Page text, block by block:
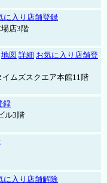
に入り店舗登録
店3階
地図 詳細 お気に入り店舗登
ムズスクエア本館11階
録
ル3階
に入り店舗解除